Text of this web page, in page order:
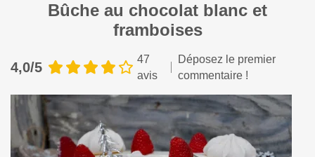
Bûche au chocolat blanc et
framboises
4,0/5
47
avis
Déposez le premier
commentaire !